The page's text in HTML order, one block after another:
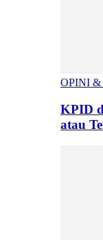
OPINI &
KPID
atau